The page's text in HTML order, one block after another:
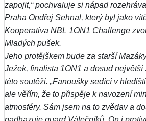
zapojit,“ pochvaluje si nápad
Praha Ondřej Sehnal, který byl jako
Kooperativa NBL 1ON1 Challenge
Mladých pušek.
Jeho protějškem bude za starší
Ježek, finalista 1ON1 a dosud
této soutěži. „Fanoušky sedící v
ale věřím, že to přispěje k navození
atmosféry. Sám jsem na to zvědav a